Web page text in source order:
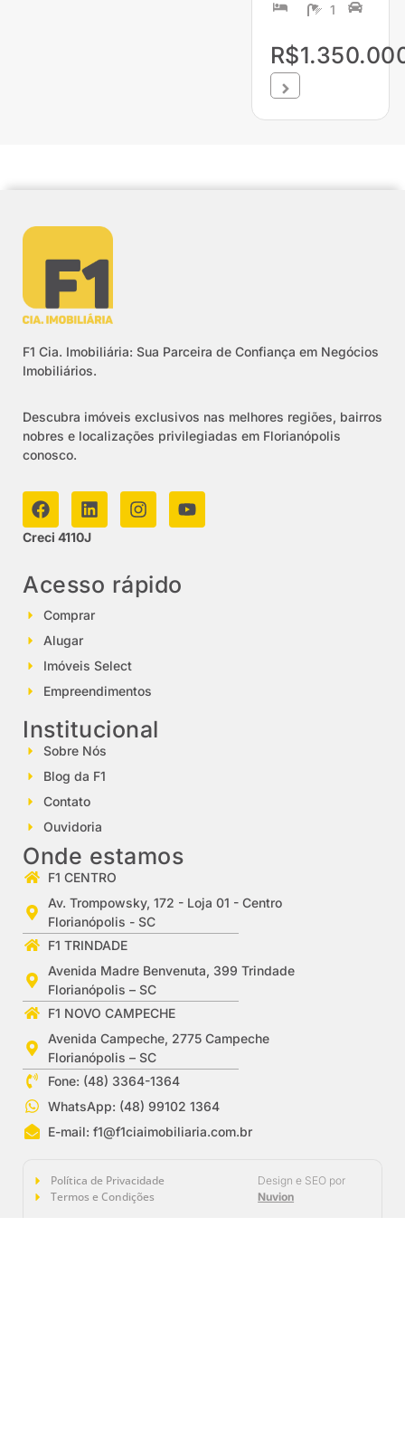
1
F1 Cia. Imobiliária: Sua Parceira de Confiança em Negócios
Imobiliários.
Descubra imóveis exclusivos nas melhores regiões, bairros
nobres e localizações privilegiadas em Florianópolis
conosco.
Creci 4110J
Acesso rápido
Comprar
Alugar
Imóveis Select
Empreendimentos
Institucional
Sobre Nós
Blog da F1
Contato
Ouvidoria
Onde estamos
F1 CENTRO
Av. Trompowsky, 172 - Loja 01 - Centro
Florianópolis - SC
F1 TRINDADE
Avenida Madre Benvenuta, 399 Trindade
Florianópolis – SC
F1 NOVO CAMPECHE
Avenida Campeche, 2775 Campeche
Florianópolis – SC
Fone: (48) 3364-1364
WhatsApp: (48) 99102 1364
E-mail:f1@f1ciaimobiliaria.com.br
Política de Privacidade
Termos e Condições
Design e SEO por
Nuvion